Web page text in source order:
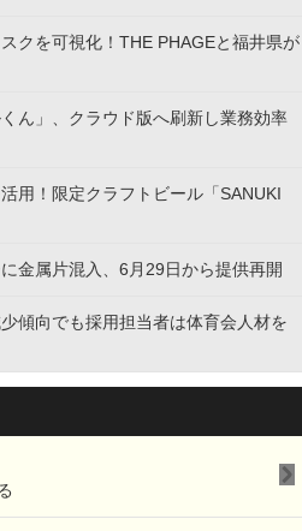
クを可視化！THE PHAGEと福井県が
ん」、クラウド版へ刷新し業務効率
用！限定クラフトビール「SANUKI
金属片混入、6月29日から提供再開
傾向でも採用担当者は体育会人材を